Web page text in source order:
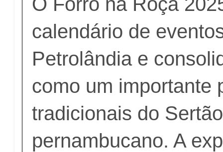
calendário de
Petrolândia e
como um importante
tradicionais do Sertão
pernambucano. A